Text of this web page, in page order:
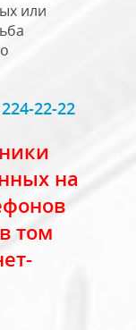
или
22-22
на
том